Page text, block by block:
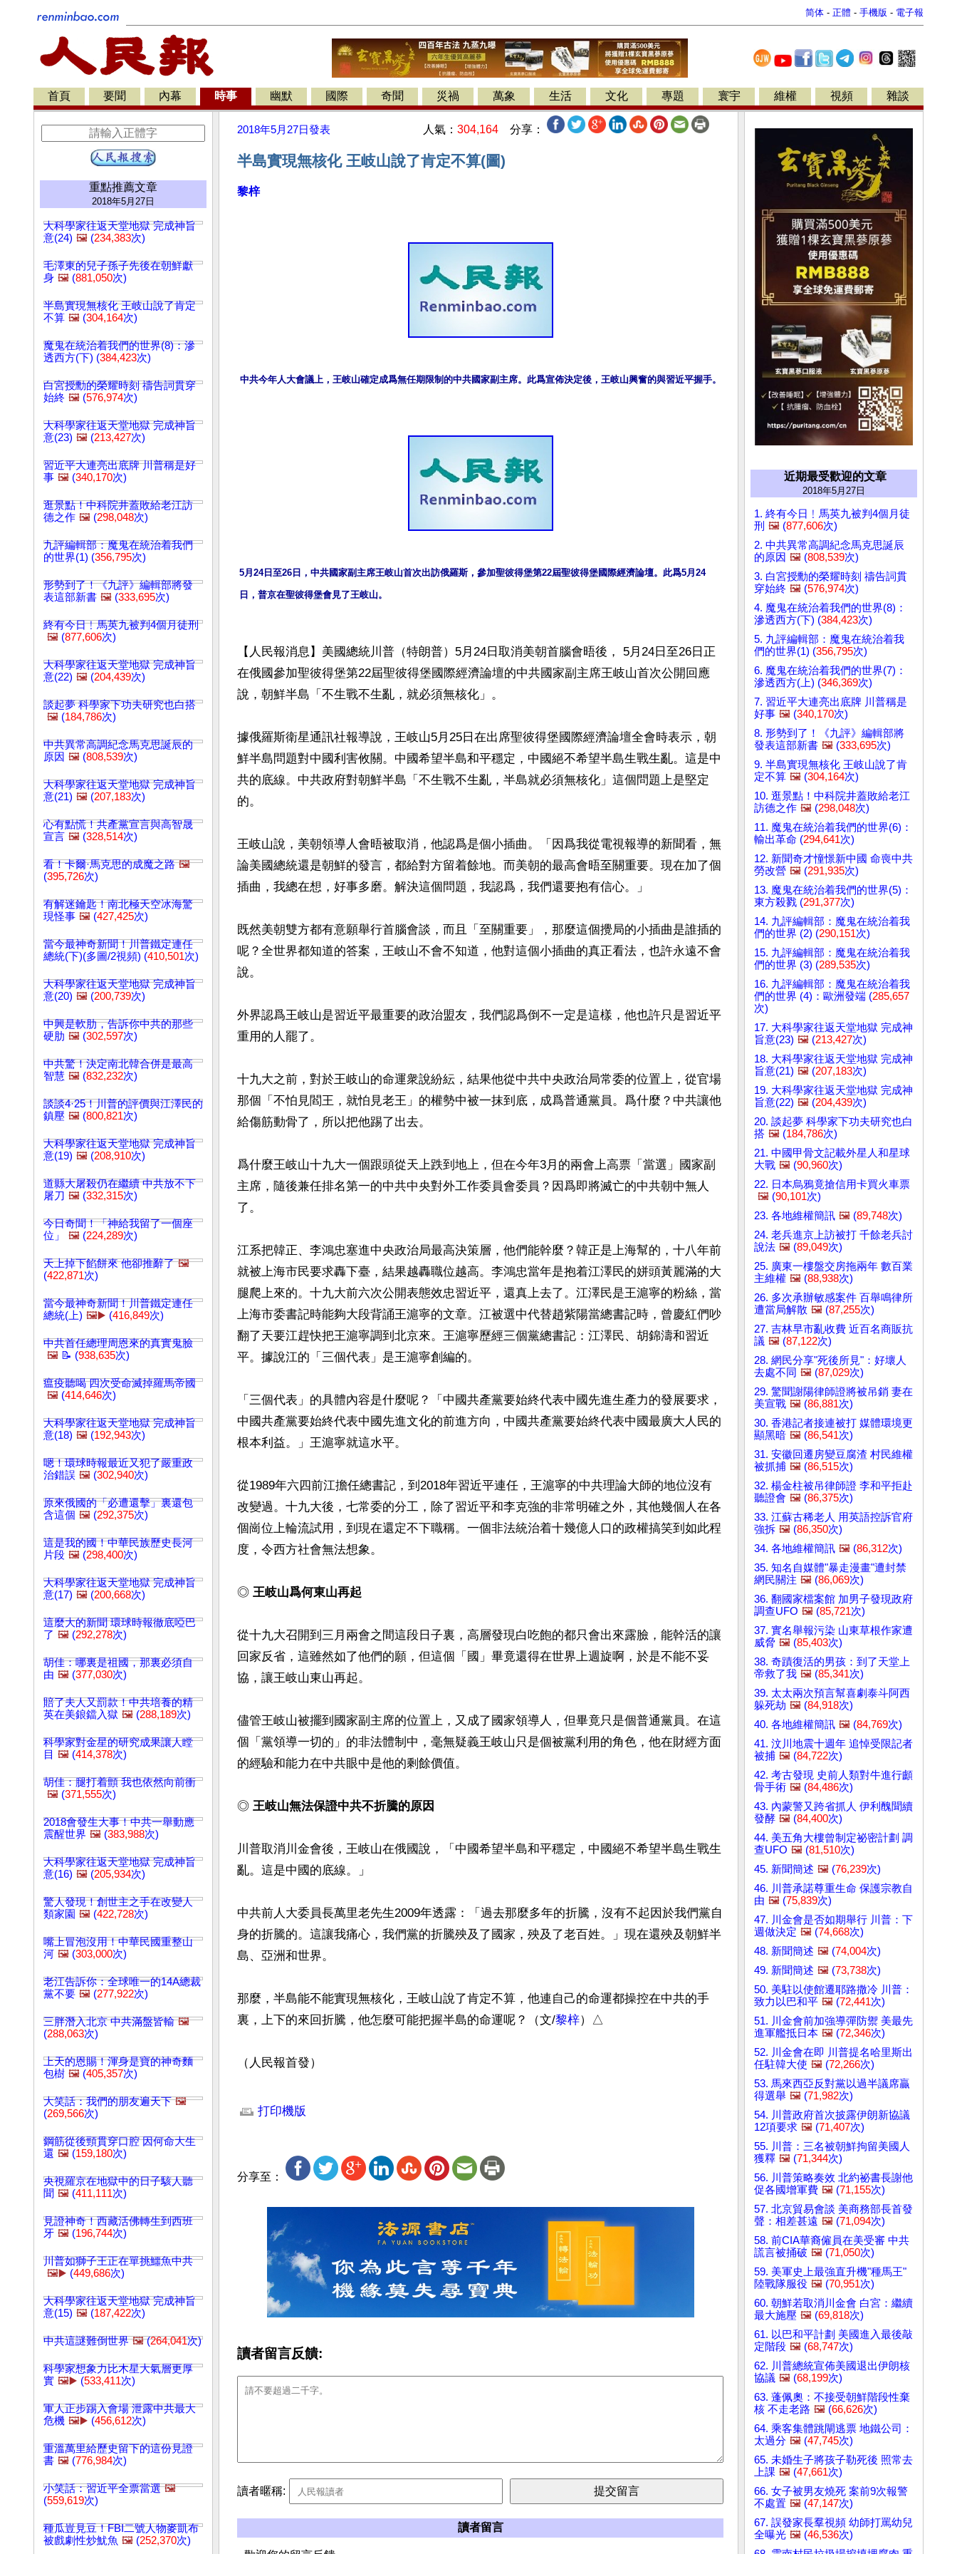
简体 - 正體 - 手機版 - 電子報
首頁 要聞 內幕 時事 幽默 國際 奇聞 災禍 萬象 生活 文化 專題 寰宇 維權 視頻 雜談
重點推薦文章
2018年5月27日
大科學家往返天堂地獄 完成神旨
意(24) 🖼️ (234,383次)
毛澤東的兒子孫子先後在朝鮮獻
身 🖼️ (881,050次)
半島實現無核化 王岐山說了肯定
不算 🖼️ (304,164次)
魔鬼在統治着我們的世界(8)：滲
透西方(下) (384,423次)
白宮授勳的榮耀時刻 禱告詞貫穿
始終 🖼️ (576,974次)
大科學家往返天堂地獄 完成神旨
意(23) 🖼️ (213,427次)
習近平大連亮出底牌 川普稱是好
事 🖼️ (340,170次)
逛景點！中科院井蓋敗給老江訪
德之作 🖼️ (298,048次)
九評編輯部：魔鬼在統治着我們
的世界(1) (356,795次)
形勢到了！《九評》編輯部將發
表這部新書 🖼️ (333,695次)
終有今日﹗馬英九被判4個月徒刑
🖼️ (877,606次)
大科學家往返天堂地獄 完成神旨
意(22) 🖼️ (204,439次)
談起夢 科學家下功夫研究也白搭
🖼️ (184,786次)
中共異常高調紀念馬克思誕辰的
原因 🖼️ (808,539次)
大科學家往返天堂地獄 完成神旨
意(21) 🖼️ (207,183次)
心有點慌！共產黨宣言與高智晟
宣言 🖼️ (328,514次)
看！卡爾·馬克思的成魔之路 🖼️
(395,726次)
有解迷鑰匙！南北極天空冰海驚
現怪事 🖼️ (427,425次)
當今最神奇新聞！川普鐵定連任
總統(下)(多圖/2視頻) (410,501次)
大科學家往返天堂地獄 完成神旨
意(20) 🖼️ (200,739次)
中興是軟肋，告訴你中共的那些
硬肋 🖼️ (302,597次)
中共驚！決定南北韓合併是最高
智慧 🖼️ (832,232次)
談談4·25！川普的評價與江澤民的
鎮壓 🖼️ (800,821次)
大科學家往返天堂地獄 完成神旨
意(19) 🖼️ (208,910次)
道縣大屠殺仍在繼續 中共放不下
屠刀 🖼️ (332,315次)
今日奇聞！「神給我留了一個座
位」
🖼️ (224,289次)
天上掉下餡餅來 他卻推辭了 🖼️
(422,871次)
當今最神奇新聞！川普鐵定連任
總統(上) 🖼️▶️ (416,849次)
中共首任總理周恩來的真實鬼臉
🖼️ 📝 (938,635次)
瘟疫聽喝 四次受命滅掉羅馬帝國
🖼️ (414,646次)
大科學家往返天堂地獄 完成神旨
意(18) 🖼️ (192,943次)
嗯！環球時報最近又犯了嚴重政
治錯誤 🖼️ (302,940次)
原來俄國的「必遭還擊」裏還包
含這個 🖼️ (292,375次)
這是我的國！中華民族歷史長河
片段 🖼️ (298,400次)
大科學家往返天堂地獄 完成神旨
意(17) 🖼️ (200,668次)
這麼大的新聞 環球時報徹底啞巴
了 🖼️ (292,278次)
胡佳：哪裏是祖國，那裏必須自
由 🖼️ (377,030次)
賠了夫人又罰款！中共培養的精
英在美鋃鐺入獄 🖼️ (288,189次)
科學家對金星的研究成果讓人瞠
目 🖼️ (414,378次)
胡佳：腿打着顫 我也依然向前衝
🖼️ (371,555次)
2018會發生大事！中共一舉動應
震醒世界 🖼️ (383,988次)
大科學家往返天堂地獄 完成神旨
意(16) 🖼️ (205,934次)
驚人發現！創世主之手在改變人
類家園 🖼️ (422,728次)
嘴上冒泡沒用！中華民國重整山
河 🖼️ (303,000次)
老江告訴你：全球唯一的14A總裁
黨不要 🖼️ (277,922次)
三胖潛入北京 中共滿盤皆輸 🖼️
(288,063次)
上天的恩賜！渾身是寶的神奇麵
包樹 🖼️ (405,357次)
大笑話：我們的朋友遍天下 🖼️
(269,566次)
鋼筋從後頸貫穿口腔 因何命大生
還 🖼️ (159,180次)
央視羅京在地獄中的日子駭人聽
聞 🖼️ (411,111次)
見證神奇！西藏活佛轉生到西班
牙 🖼️ (196,744次)
川普如獅子王正在單挑鱷魚中共
🖼️▶️ (449,686次)
大科學家往返天堂地獄 完成神旨
意(15) 🖼️ (187,422次)
中共這謎難倒世界 🖼️(264,041次)
科學家想象力比木星大氣層更厚
實 🖼️▶️ (533,411次)
軍人正步踢入會場 泄露中共最大
危機 🖼️▶️ (456,612次)
重溫萬里給歷史留下的這份見證
書 🖼️ (776,984次)
小笑話：習近平全票當選 🖼️
(559,619次)
種瓜豈見豆！FBI二號人物麥凱布
被戲劇性炒魷魚 🖼️ (252,370次)
2018年5月27日發表 人氣： 304,164 分享：
半島實現無核化 王岐山說了肯定不算(圖)
黎梓
中共今年人大會議上，王岐山確定成爲無任期限制的中共國家副主席。此爲宣佈決定後，王岐山興奮的與習近平握手。
5月24日至26日，中共國家副主席王岐山首次出訪俄羅斯，參加聖彼得堡第22屆聖彼得堡國際經濟論壇。此爲5月24
日，普京在聖彼得堡會見了王岐山。
【人民報消息】美國總統川普（特朗普）5月24日取消美朝首腦會晤後， 5月24日至26日正
在俄國參加聖彼得堡第22屆聖彼得堡國際經濟論壇的中共國家副主席王岐山首次公開回應
說，朝鮮半島「不生戰不生亂，就必須無核化」。
據俄羅斯衛星通訊社報導說，王岐山5月25日在出席聖彼得堡國際經濟論壇全會時表示，朝
鮮半島問題對中國利害攸關。中國希望半島和平穩定，中國絕不希望半島生戰生亂。這是中
共的底線。中共政府對朝鮮半島「不生戰不生亂，半島就必須無核化」這個問題上是堅定
的。
王岐山說，美朝領導人會晤被取消，他認爲是個小插曲。「因爲我從電視報導的新聞看，無
論美國總統還是朝鮮的發言，都給對方留着餘地。而美朝的最高會晤至關重要。現在加了個
插曲，我總在想，好事多磨。解決這個問題，我認爲，我們還要抱有信心。」
既然美朝雙方都有意願舉行首腦會談，而且「至關重要」，那麼這個攪局的小插曲是誰插的
呢？全世界都知道的答案，王岐山不會不知道，他對這個小插曲的真正看法，也許永遠不會
說。
外界認爲王岐山是習近平最重要的政治盟友，我們認爲倒不一定是這樣，他也許只是習近平
重用的人罷了。
十九大之前，對於王岐山的命運衆說紛紜，結果他從中共中央政治局常委的位置上，從官場
那個「不怕見閻王，就怕見老王」的權勢中被一抹到底，成爲普通黨員。爲什麼？中共讓他
給傷筋動骨了，所以把他踢了出去。
爲什麼王岐山十九大一個跟頭從天上跌到地上，但在今年3月的兩會上高票「當選」國家副
主席，隨後兼任排名第一的中共中央對外工作委員會委員？因爲即將滅亡的中共朝中無人
了。
江系把韓正、李鴻忠塞進中央政治局最高決策層，他們能幹麼？韓正是上海幫的，十八年前
就被上海市民要求轟下臺，結果越轟職位越高。李鴻忠當年是抱着江澤民的姘頭黃麗滿的大
腿爬上來的。十九大前六次公開表態效忠習近平，還真上去了。江澤民是王滬寧的粉絲，當
上海市委書記時能夠大段背誦王滬寧的文章。江被選中代替趙紫陽當總書記時，曾慶紅們吵
翻了天要江趕快把王滬寧調到北京來。王滬寧歷經三個黨總書記：江澤民、胡錦濤和習近
平。據說江的「三個代表」是王滬寧創編的。
「三個代表」的具體內容是什麼呢？「中國共產黨要始終代表中國先進生產力的發展要求，
中國共產黨要始終代表中國先進文化的前進方向，中國共產黨要始終代表中國最廣大人民的
根本利益。」王滬寧就這水平。
從1989年六四前江擔任總書記，到2018年習近平連任，王滬寧的中共理論大師的地位沒有
改變過。十九大後，七常委的分工，除了習近平和李克強的非常明確之外，其他幾個人在各
個崗位上輪流試用，到現在還定不下職稱。一個非法統治着十幾億人口的政權搞笑到如此程
度，令西方社會無法想象。
◎ 王岐山爲何東山再起
從十九大召開到三月兩會之間這段日子裏，高層發現白吃飽的都只會出來露臉，能幹活的讓
回家反省，這雖然如了他們的願，但這個「國」畢竟還得在世界上週旋啊，於是不能不妥
協，讓王岐山東山再起。
儘管王岐山被擺到國家副主席的位置上，又成了國家領導人，但畢竟只是個普通黨員。在這
個「黨領導一切的」的非法體制中，毫無疑義王岐山只是個被黨利用的角色，他在財經方面
的經驗和能力在中共眼中是他的剩餘價值。
◎ 王岐山無法保證中共不折騰的原因
川普取消川金會後，王岐山在俄國說，「中國希望半島和平穩定，中國絕不希望半島生戰生
亂。這是中國的底線。」
中共前人大委員長萬里老先生2009年透露：「過去那麼多年的折騰，沒有不起因於我們黨自
身的折騰的。這讓我痛心，我們黨的折騰殃及了國家，殃及了老百姓。」現在還殃及朝鮮半
島、亞洲和世界。
那麼，半島能不能實現無核化，王岐山說了肯定不算，他連自己的命運都操控在中共的手
裏，上下的來回折騰，他怎麼可能把握半島的命運呢？（文/黎梓）△
（人民報首發）
打印機版
分享至：
讀者留言反饋:
讀者暱稱:
讀者留言
近期最受歡迎的文章
2018年5月27日
1. 終有今日﹗馬英九被判4個月徒
刑 🖼️ (877,606次)
2. 中共異常高調紀念馬克思誕辰
的原因 🖼️ (808,539次)
3. 白宮授勳的榮耀時刻 禱告詞貫
穿始終 🖼️ (576,974次)
4. 魔鬼在統治着我們的世界(8)：
滲透西方(下) (384,423次)
5. 九評編輯部：魔鬼在統治着我
們的世界(1) (356,795次)
6. 魔鬼在統治着我們的世界(7)：
滲透西方(上) (346,369次)
7. 習近平大連亮出底牌 川普稱是
好事 🖼️ (340,170次)
8. 形勢到了！《九評》編輯部將
發表這部新書 🖼️ (333,695次)
9. 半島實現無核化 王岐山說了肯
定不算 🖼️ (304,164次)
10. 逛景點！中科院井蓋敗給老江
訪德之作 🖼️ (298,048次)
11. 魔鬼在統治着我們的世界(6)：
輸出革命 (294,641次)
12. 新聞奇才憧憬新中國 命喪中共
勞改營 🖼️ (291,935次)
13. 魔鬼在統治着我們的世界(5)：
東方殺戮 (291,377次)
14. 九評編輯部：魔鬼在統治着我
們的世界 (2) (290,151次)
15. 九評編輯部：魔鬼在統治着我
們的世界 (3) (289,535次)
16. 九評編輯部：魔鬼在統治着我
們的世界 (4)：歐洲發端 (285,657
次)
17. 大科學家往返天堂地獄 完成神
旨意(23) 🖼️ (213,427次)
18. 大科學家往返天堂地獄 完成神
旨意(21) 🖼️ (207,183次)
19. 大科學家往返天堂地獄 完成神
旨意(22) 🖼️ (204,439次)
20. 談起夢 科學家下功夫研究也白
搭 🖼️ (184,786次)
21. 中國甲骨文記載外星人和星球
大戰 🖼️ (90,960次)
22. 日本烏鴉竟搶信用卡買火車票
🖼️ (90,101次)
23. 各地維權簡訊 🖼️ (89,748次)
24. 老兵進京上訪被打 千餘老兵討
說法 🖼️ (89,049次)
25. 廣東一樓盤交房拖兩年 數百業
主維權 🖼️ (88,938次)
26. 多次承辦敏感案件 百舉鳴律所
遭當局解散 🖼️ (87,255次)
27. 吉林早市亂收費 近百名商販抗
議 🖼️ (87,122次)
28. 網民分享"死後所見"：好壞人
去處不同 🖼️ (87,029次)
29. 驚聞謝陽律師證將被吊銷 妻在
美宣戰 🖼️ (86,881次)
30. 香港記者接連被打 媒體環境更
顯黑暗 🖼️ (86,541次)
31. 安徽回遷房變豆腐渣 村民維權
被抓捕 🖼️ (86,515次)
32. 楊金柱被吊律師證 李和平拒赴
聽證會 🖼️ (86,375次)
33. 江蘇古稀老人 用英語控訴官府
強拆 🖼️ (86,350次)
34. 各地維權簡訊 🖼️ (86,312次)
35. 知名自媒體"暴走漫畫"遭封禁
網民關注 🖼️ (86,069次)
36. 翻國家檔案館 加男子發現政府
調查UFO 🖼️ (85,721次)
37. 實名舉報污染 山東草根作家遭
威脅 🖼️ (85,403次)
38. 奇蹟復活的男孩：到了天堂上
帝救了我 🖼️ (85,341次)
39. 太太兩次預言幫喜劇泰斗阿西
躲死劫 🖼️ (84,918次)
40. 各地維權簡訊 🖼️ (84,769次)
41. 汶川地震十週年 追悼受限記者
被捕 🖼️ (84,722次)
42. 考古發現 史前人類對牛進行顱
骨手術 🖼️ (84,486次)
43. 內蒙警又跨省抓人 伊利醜聞續
發酵 🖼️ (84,400次)
44. 美五角大樓曾制定祕密計劃 調
查UFO 🖼️ (81,510次)
45. 新聞簡述 🖼️ (76,239次)
46. 川普承諾尊重生命 保護宗教自
由 🖼️ (75,839次)
47. 川金會是否如期舉行 川普：下
週做決定 🖼️ (74,668次)
48. 新聞簡述 🖼️ (74,004次)
49. 新聞簡述 🖼️ (73,738次)
50. 美駐以使館遷耶路撒冷 川普：
致力以巴和平 🖼️ (72,441次)
51. 川金會前加強導彈防禦 美最先
進軍艦抵日本 🖼️ (72,346次)
52. 川金會在即 川普提名哈里斯出
任駐韓大使 🖼️ (72,266次)
53. 馬來西亞反對黨以過半議席贏
得選舉 🖼️ (71,982次)
54. 川普政府首次披露伊朗新協議
12項要求 🖼️ (71,407次)
55. 川普：三名被朝鮮拘留美國人
獲釋 🖼️ (71,344次)
56. 川普策略奏效 北約祕書長謝他
促各國增軍費 🖼️ (71,155次)
57. 北京貿易會談 美商務部長首發
聲：相差甚遠 🖼️ (71,094次)
58. 前CIA華裔僱員在美受審 中共
謊言被捅破 🖼️ (71,050次)
59. 美軍史上最強直升機"種馬王"
陸戰隊服役 🖼️ (70,951次)
60. 朝鮮若取消川金會 白宮：繼續
最大施壓 🖼️ (69,818次)
61. 以巴和平計劃 美國進入最後敲
定階段 🖼️ (68,747次)
62. 川普總統宣佈美國退出伊朗核
協議 🖼️ (68,199次)
63. 蓬佩奧：不接受朝鮮階段性棄
核 不走老路 🖼️ (66,626次)
64. 乘客集體跳閘逃票 地鐵公司：
太過分 🖼️ (47,745次)
65. 未婚生子將孩子勒死後 照常去
上課 🖼️ (47,661次)
66. 女子被男友燒死 案前9次報警
不處置 🖼️ (47,147次)
67. 誤發家長羣視頻 幼師打罵幼兒
全曝光 🖼️ (46,536次)